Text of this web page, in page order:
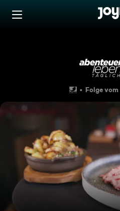
Zum Inhalt springen
Folge